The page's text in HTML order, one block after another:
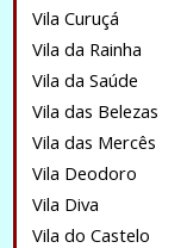
Vila Curuçá
Vila da Rainha
Vila da Saúde
Vila das Belezas
Vila das Mercês
Vila Deodoro
Vila Diva
Vila do Castelo